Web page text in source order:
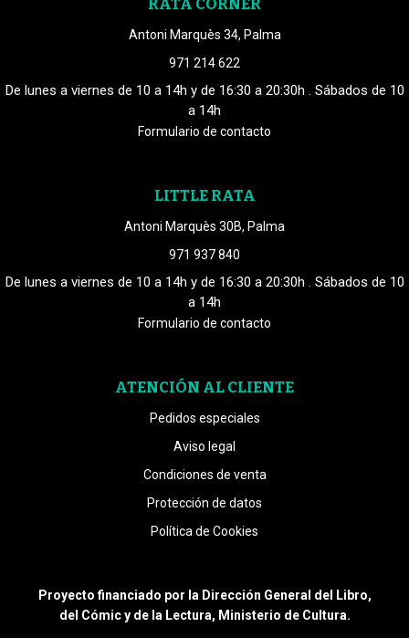
RATA CORNER
Antoni Marquès 34, Palma
971 214 622
De lunes a viernes de 10 a 14h y de 16:30 a 20:30h . Sábados de 10
a 14h
Formulario de contacto
LITTLE RATA
Antoni Marquès 30B, Palma
971 937 840
De lunes a viernes de 10 a 14h y de 16:30 a 20:30h . Sábados de 10
a 14h
Formulario de contacto
ATENCIÓN AL CLIENTE
Pedidos especiales
Aviso legal
Condiciones de venta
Protección de datos
Política de Cookies
Proyecto financiado por la Dirección General del Libro,
del Cómic y de la Lectura, Ministerio de Cultura.